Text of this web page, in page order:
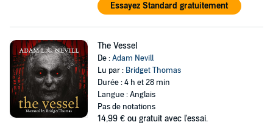
Essayez Standard gratuitement
The Vessel
De :Adam Nevill
Lu par : Bridget Thomas
Durée : 4 h et 28 min
Langue : Anglais
Pas de notations
14,99 € ou gratuit avec l'essai.